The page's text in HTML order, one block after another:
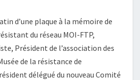
d’une plaque à la mémoire de
du réseau MOI-FTP,
Président de l’association des
de la résistance de
délégué du nouveau Comité